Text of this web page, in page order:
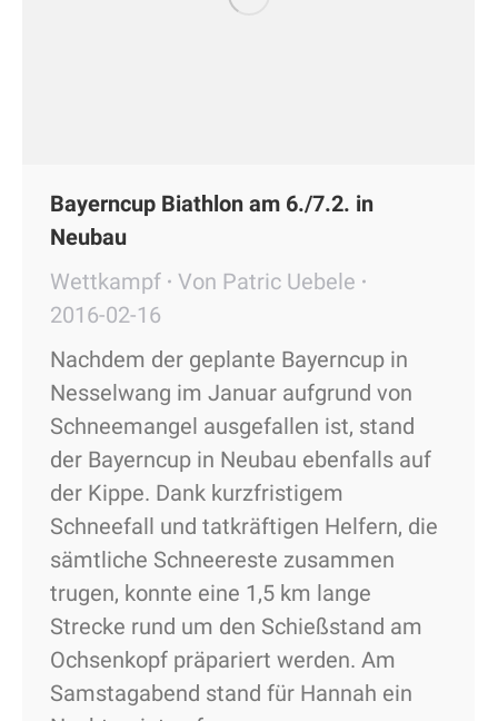
Bayerncup Biathlon am 6./7.2. in
Neubau
Wettkampf
Von Patric Uebele
2016-02-16
Nachdem der geplante Bayerncup in
Nesselwang im Januar aufgrund von
Schneemangel ausgefallen ist, stand
der Bayerncup in Neubau ebenfalls auf
der Kippe. Dank kurzfristigem
Schneefall und tatkräftigen Helfern, die
sämtliche Schneereste zusammen
trugen, konnte eine 1,5 km lange
Strecke rund um den Schießstand am
Ochsenkopf präpariert werden. Am
Samstagabend stand für Hannah ein